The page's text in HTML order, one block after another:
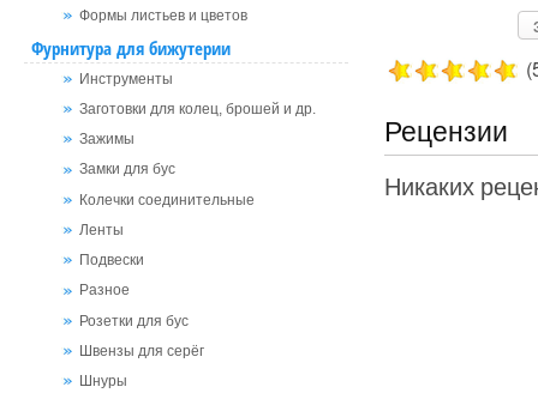
Формы листьев и цветов
Фурнитура для бижутерии
Инструменты
Заготовки для колец, брошей и др.
Зажимы
Замки для бус
Колечки соединительные
Ленты
Подвески
Разное
Розетки для бус
Швензы для серёг
Шнуры
Рецензии
Никаких